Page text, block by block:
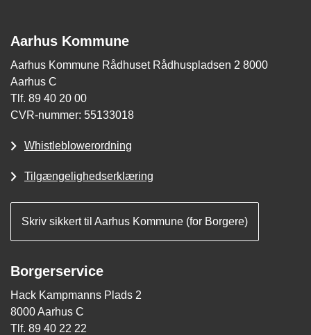
Aarhus Kommune
Aarhus Kommune Rådhuset Rådhuspladsen 2 8000
Aarhus C
Tlf. 89 40 20 00
CVR-nummer: 55133018
Whistleblowerordning
Tilgængelighedserklæring
Skriv sikkert til Aarhus Kommune (for Borgere)
Borgerservice
Hack Kampmanns Plads 2
8000 Aarhus C
Tlf. 89 40 22 22